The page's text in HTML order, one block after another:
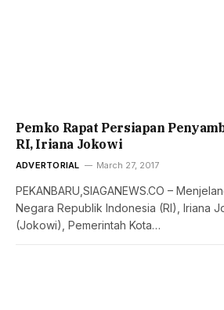
Pemko Rapat Persiapan
RI, Iriana Jokowi
ADVERTORIAL March 27, 2017
PEKANBARU,SIAGANEWS.CO –
Negara Republik Indonesia (RI), Iriana
(Jokowi), Pemerintah Kota…